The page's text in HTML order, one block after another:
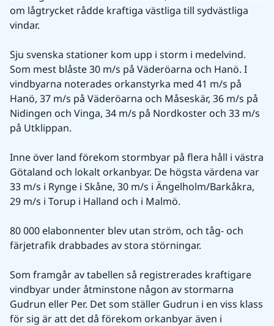
om lågtrycket rådde kraftiga västliga till sydvästliga
vindar.
Sju svenska stationer kom upp i storm i medelvind.
Som mest blåste 30 m/s på Väderöarna och Hanö. I
vindbyarna noterades orkanstyrka med 41 m/s på
Hanö, 37 m/s på Väderöarna och Måseskär, 36 m/s på
Nidingen och Vinga, 34 m/s på Nordkoster och 33 m/s
på Utklippan.
Inne över land förekom stormbyar på flera håll i västra
Götaland och lokalt orkanbyar. De högsta värdena var
33 m/s i Rynge i Skåne, 30 m/s i Ängelholm/Barkåkra,
29 m/s i Torup i Halland och i Malmö.
80 000 elabonnenter blev utan ström, och tåg- och
färjetrafik drabbades av stora störningar.
Som framgår av tabellen så registrerades kraftigare
vindbyar under åtminstone någon av stormarna
Gudrun eller Per. Det som ställer Gudrun i en viss klass
för sig är att det då förekom orkanbyar även i